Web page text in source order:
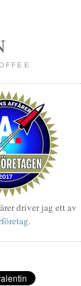
driver jag ett av
.